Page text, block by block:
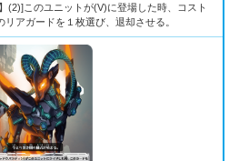
(2)]このユニットが(V)に登場した時、コスト
アガードを１枚選び、退却させる。